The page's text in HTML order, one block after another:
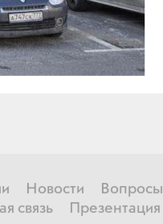
Новости
Вопросы
связь Презентация